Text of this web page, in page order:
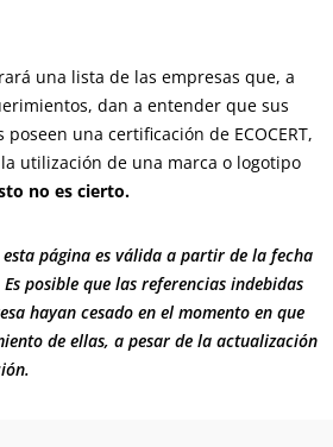
una lista de las empresas que, a
dan a entender que sus
una certificación de ECOCERT,
utilización de una marca o logotipo
no es cierto.
página es válida a partir de la fecha
posible que las referencias indebidas
hayan cesado en el momento en que
de ellas, a pesar de la actualización